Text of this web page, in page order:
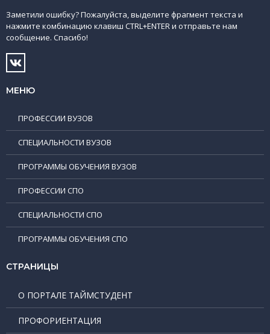
Заметили ошибку? Пожалуйста, выделите фрагмент текста и
нажмите комбинацию клавиш CTRL+ENTER и отправьте нам
сообщение. Спасибо!
МЕНЮ
ПРОФЕССИИ ВУЗОВ
СПЕЦИАЛЬНОСТИ ВУЗОВ
ПРОГРАММЫ ОБУЧЕНИЯ ВУЗОВ
ПРОФЕССИИ СПО
СПЕЦИАЛЬНОСТИ СПО
ПРОГРАММЫ ОБУЧЕНИЯ СПО
СТРАНИЦЫ
О ПОРТАЛЕ ТАЙМСТУДЕНТ
ПРОФОРИЕНТАЦИЯ